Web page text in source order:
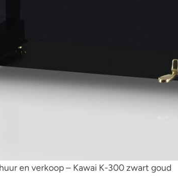
en verkoop – Kawai K-300 zwart goud